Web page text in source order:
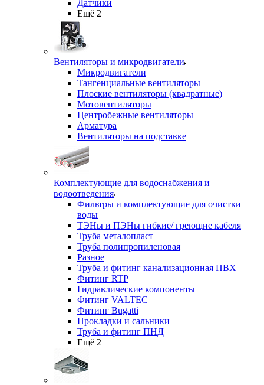
Датчики
Ещё 2
Вентиляторы и микродвигатели
Микродвигатели
Тангенциальные вентиляторы
Плоские вентиляторы (квадратные)
Мотовентиляторы
Центробежные вентиляторы
Арматура
Вентиляторы на подставке
Комплектующие для водоснабжения и
водоотведения
Фильтры и комплектующие для очистки
воды
ТЭНы и ПЭНы гибкие/ греющие кабеля
Труба металопласт
Труба полипропиленовая
Разное
Труба и фитинг канализационная ПВХ
Фитинг RTP
Гидравлические компоненты
Фитинг VALTEC
Фитинг Bugatti
Прокладки и сальники
Труба и фитинг ПНД
Ещё 2